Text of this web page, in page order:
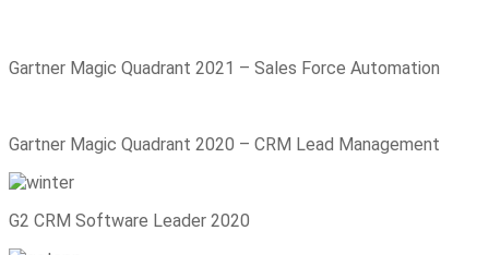
Gartner Magic Quadrant 2021 – Sales Force Automation
Gartner Magic Quadrant 2020 – CRM Lead Management
G2 CRM Software Leader 2020